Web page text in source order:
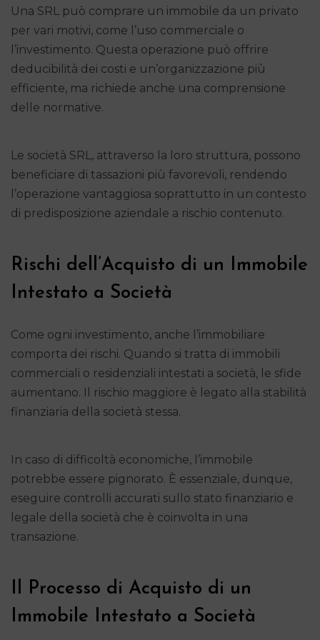
Una SRL può comprare un immobile da un privato
per vari motivi, come l’uso commerciale o
l’investimento. Questa operazione può offrire
deducibilità dei costi e un’organizzazione più
efficiente, ma richiede anche una comprensione
delle normative.
Le società SRL, attraverso la loro struttura, possono
beneficiare di tassazioni più favorevoli, rendendo
l’operazione vantaggiosa soprattutto in un contesto
di predisposizione aziendale a rischio contenuto.
Rischi dell’Acquisto di un Immobile
Intestato a Società
Come ogni investimento, anche l’immobiliare
comporta dei rischi. Quando si tratta di immobili
commerciali o residenziali intestati a società, le sfide
aumentano. Il rischio maggiore è legato alla stabilità
finanziaria della società stessa.
In caso di difficoltà economiche, l’immobile
potrebbe essere pignorato. È essenziale, dunque,
eseguire controlli accurati sullo stato finanziario e
legale della società che è coinvolta in una
transazione.
Il Processo di Acquisto di un
Immobile Intestato a Società